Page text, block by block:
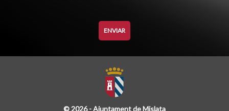
© 2026 - Ajuntament de Mislata